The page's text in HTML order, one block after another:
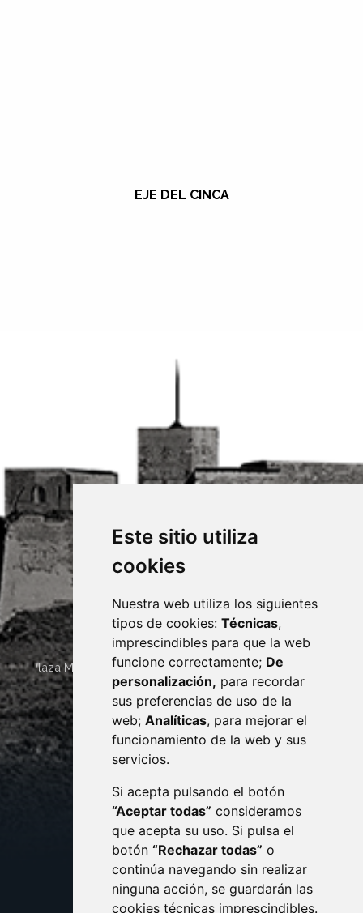
Este sitio utiliza
cookies
Nuestra web utiliza los siguientes
tipos de cookies: Técnicas,
imprescindibles para que la web
funcione correctamente; De
personalización, para recordar
sus preferencias de uso de la
web; Analíticas, para mejorar el
funcionamiento de la web y sus
servicios.
Si acepta pulsando el botón
“Aceptar todas” consideramos
que acepta su uso. Si pulsa el
botón “Rechazar todas” o
continúa navegando sin realizar
ninguna acción, se guardarán las
cookies técnicas imprescindibles.
EJE DEL CINCA
Plaza Mayor 4 22400 MONZÓN - ARAGÓN (ESPAÑA)
· (34) 974 400 700 ·
sac@monzon.es
monzon.es
CONTACTO
AVISO LEGAL
PROTECCIÓN DE DATOS
POLÍTICA DE COOKIES
ACCESIBILIDAD
ENLACE EXTERNO AL